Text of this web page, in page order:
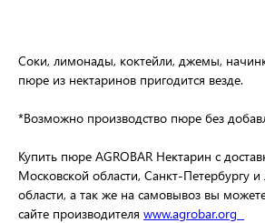
Соки, лимонады, коктейли, джемы,
пюре из нектаринов пригодится везде.
*Возможно производство пюре без
Купить пюре AGROBAR Нектарин с
Московской области, Санкт-Петербургу и
области, а так же на самовывоз вы
сайте производителя www.agrobar.org